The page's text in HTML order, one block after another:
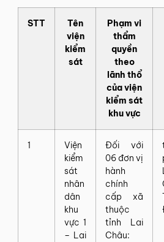
STT
Tên
viện
kiểm
sát
Phạm vi
thẩm
quyền
theo
lãnh thổ
của viện
kiểm sát
khu vực
1
Viện
kiểm
sát
nhân
dân
khu
vực 1
– Lai
Đối với
06 đơn vị
hành
chính
cấp xã
thuộc
tỉnh Lai
Châu: